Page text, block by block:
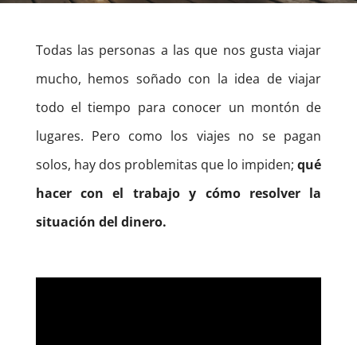
Todas las personas a las que nos gusta viajar
mucho, hemos soñado con la idea de viajar
todo el tiempo para conocer un montón de
lugares. Pero como los viajes no se pagan
solos, hay dos problemitas que lo impiden;qué
hacer con el trabajo y cómo resolver la
situación del dinero.